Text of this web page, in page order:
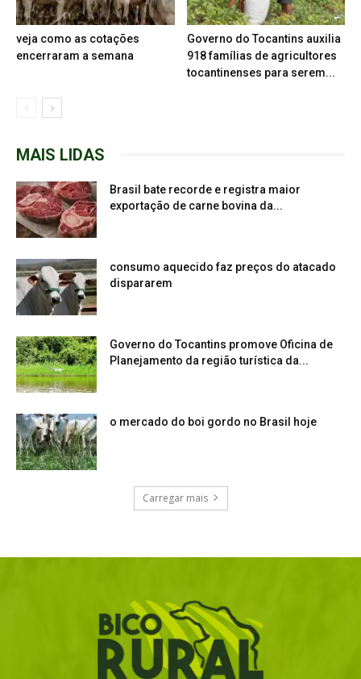
veja como as cotações
encerraram a semana
Governo do Tocantins auxilia
918 famílias de agricultores
tocantinenses para serem...
MAIS LIDAS
Brasil bate recorde e registra maior
exportação de carne bovina da...
consumo aquecido faz preços do atacado
dispararem
Governo do Tocantins promove Oficina de
Planejamento da região turística da...
o mercado do boi gordo no Brasil hoje
Carregar mais